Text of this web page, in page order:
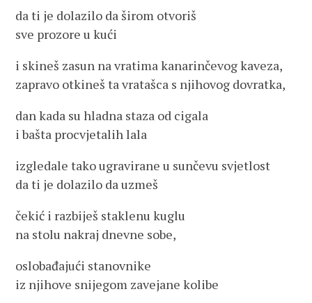
da ti je dolazilo da širom otvoriš
sve prozore u kući
i skineš zasun na vratima kanarinčevog kaveza,
zapravo otkineš ta vratašca s njihovog dovratka,
dan kada su hladna staza od cigala
i bašta procvjetalih lala
izgledale tako ugravirane u sunčevu svjetlost
da ti je dolazilo da uzmeš
čekić i razbiješ staklenu kuglu
na stolu nakraj dnevne sobe,
oslobađajući stanovnike
iz njihove snijegom zavejane kolibe